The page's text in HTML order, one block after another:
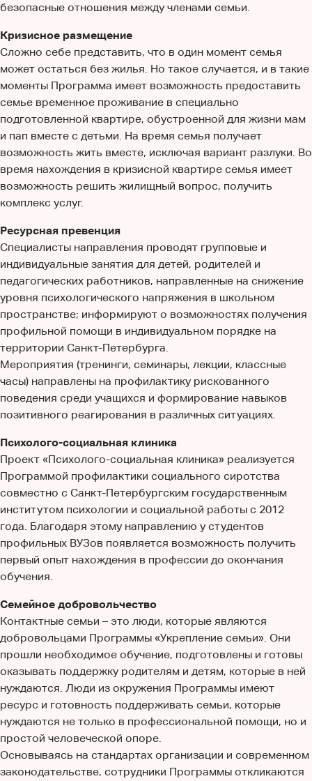
безопасные отношения между членами семьи.
Кризисное размещение
Сложно себе представить, что в один момент семья
может остаться без жилья. Но такое случается, и в такие
моменты Программа имеет возможность предоставить
семье временное проживание в специально
подготовленной квартире, обустроенной для жизни мам
и пап вместе с детьми. На время семья получает
возможность жить вместе, исключая вариант разлуки. Во
время нахождения в кризисной квартире семья имеет
возможность решить жилищный вопрос, получить
комплекс услуг.
Ресурсная превенция
Специалисты направления проводят групповые и
индивидуальные занятия для детей, родителей и
педагогических работников, направленные на снижение
уровня психологического напряжения в школьном
пространстве; информируют о возможностях получения
профильной помощи в индивидуальном порядке на
территории Санкт-Петербурга.
Мероприятия (тренинги, семинары, лекции, классные
часы) направлены на профилактику рискованного
поведения среди учащихся и формирование навыков
позитивного реагирования в различных ситуациях.
Психолого-социальная клиника
Проект «Психолого-социальная клиника» реализуется
Программой профилактики социального сиротства
совместно с Санкт-Петербургским государственным
институтом психологии и социальной работы с 2012
года. Благодаря этому направлению у студентов
профильных ВУЗов появляется возможность получить
первый опыт нахождения в профессии до окончания
обучения.
Семейное добровольчество
Контактные семьи – это люди, которые являются
добровольцами Программы «Укрепление семьи». Они
прошли необходимое обучение, подготовлены и готовы
оказывать поддержку родителям и детям, которые в ней
нуждаются. Люди из окружения Программы имеют
ресурс и готовность поддерживать семьи, которые
нуждаются не только в профессиональной помощи, но и
простой человеческой опоре.
Основываясь на стандартах организации и современном
законодательстве, сотрудники Программы откликаются